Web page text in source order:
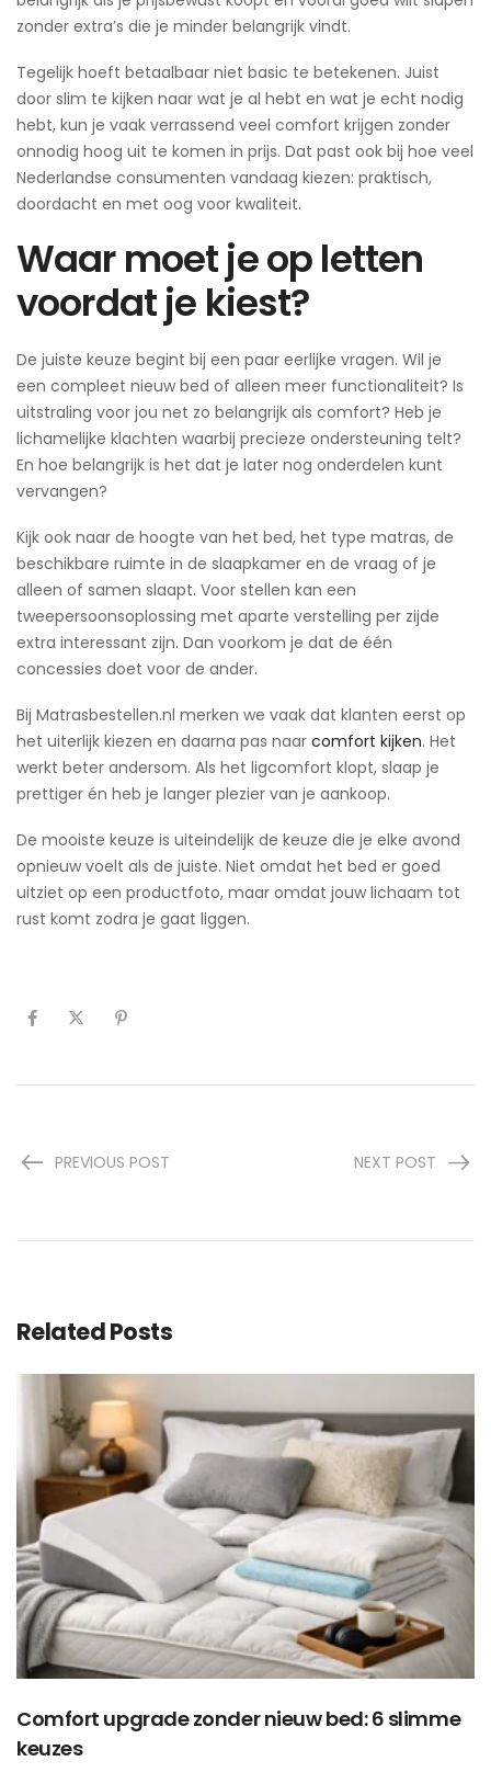
zonder extra’s die je minder belangrijk vindt.
Tegelijk hoeft betaalbaar niet basic te betekenen. Juist
door slim te kijken naar wat je al hebt en wat je echt nodig
hebt, kun je vaak verrassend veel comfort krijgen zonder
onnodig hoog uit te komen in prijs. Dat past ook bij hoe veel
Nederlandse consumenten vandaag kiezen: praktisch,
doordacht en met oog voor kwaliteit.
Waar moet je op letten
voordat je kiest?
De juiste keuze begint bij een paar eerlijke vragen. Wil je
een compleet nieuw bed of alleen meer functionaliteit? Is
uitstraling voor jou net zo belangrijk als comfort? Heb je
lichamelijke klachten waarbij precieze ondersteuning telt?
En hoe belangrijk is het dat je later nog onderdelen kunt
vervangen?
Kijk ook naar de hoogte van het bed, het type matras, de
beschikbare ruimte in de slaapkamer en de vraag of je
alleen of samen slaapt. Voor stellen kan een
tweepersoonsoplossing met aparte verstelling per zijde
extra interessant zijn. Dan voorkom je dat de één
concessies doet voor de ander.
Bij Matrasbestellen.nl merken we vaak dat klanten eerst op
het uiterlijk kiezen en daarna pas naar comfort kijken. Het
werkt beter andersom. Als het ligcomfort klopt, slaap je
prettiger én heb je langer plezier van je aankoop.
De mooiste keuze is uiteindelijk de keuze die je elke avond
opnieuw voelt als de juiste. Niet omdat het bed er goed
uitziet op een productfoto, maar omdat jouw lichaam tot
rust komt zodra je gaat liggen.
PREVIOUS POST NEXT POST
Related Posts
Comfort upgrade zonder nieuw bed: 6 slimme
keuzes